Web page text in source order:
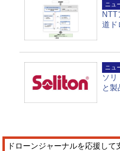
ニュ
NTT
道ド
ニュ
ソリ
と製
ドローンジャーナルを応援し